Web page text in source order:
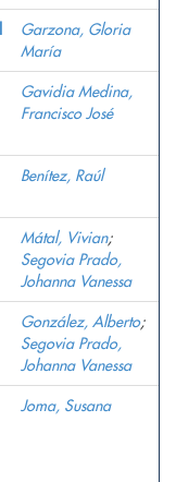
Garzona, Gloria
María
Gavidia Medina,
Francisco José
Benítez, Raúl
Mátal, Vivian;
Segovia Prado,
Johanna Vanessa
González, Alberto;
Segovia Prado,
Johanna Vanessa
Joma, Susana